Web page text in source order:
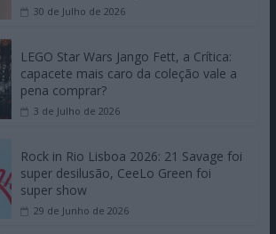
30 de Julho de 2026
LEGO Star Wars Jango Fett, a Crítica:
capacete mais caro da coleção vale a
pena comprar?
3 de Julho de 2026
Rock in Rio Lisboa 2026: 21 Savage foi
super desilusão, CeeLo Green foi
super show
29 de Junho de 2026